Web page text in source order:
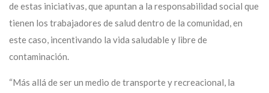
de estas iniciativas, que apuntan a la responsabilidad social que
tienen los trabajadores de salud dentro de la comunidad, en
este caso, incentivando la vida saludable y libre de
contaminación.
“Más allá de ser un medio de transporte y recreacional, la